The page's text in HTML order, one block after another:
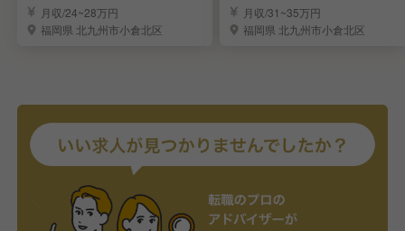
集 月収/24~28万円
福岡県 北九州市小倉北区
候補大募集
月収/31~35万円
福岡県 北九州市小倉北区